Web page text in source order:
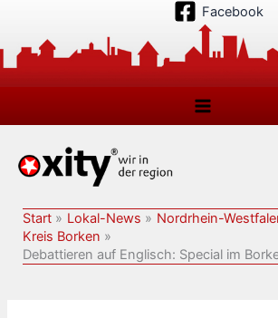
springen
Facebook
Start Lokal-News
Nordrhein-
Kreis Borken
Debattieren auf Englisch: Special im